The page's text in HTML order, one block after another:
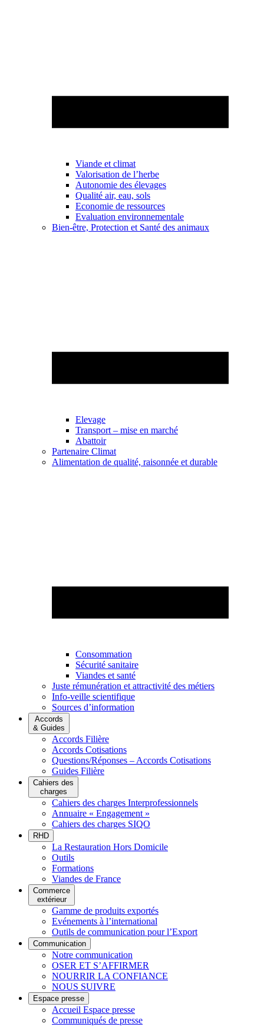
Viande et climat
Valorisation de l’herbe
Autonomie des élevages
Qualité air, eau, sols
Economie de ressources
Evaluation environnementale
Bien-être, Protection et Santé des animaux
Elevage
Transport – mise en marché
Abattoir
Partenaire Climat
Alimentation de qualité, raisonnée et durable
Consommation
Sécurité sanitaire
Viandes et santé
Juste rémunération et attractivité des métiers
Info-veille scientifique
Sources d’information
Accords
& Guides
Accords Filière
Accords Cotisations
Questions/Réponses – Accords Cotisations
Guides Filière
Cahiers des
charges
Cahiers des charges Interprofessionnels
Annuaire « Engagement »
Cahiers des charges SIQO
RHD
La Restauration Hors Domicile
Outils
Formations
Viandes de France
Commerce
extérieur
Gamme de produits exportés
Evénements à l’international
Outils de communication pour l’Export
Communication
Notre communication
OSER ET S’AFFIRMER
NOURRIR LA CONFIANCE
NOUS SUIVRE
Espace presse
Accueil Espace presse
Communiqués de presse